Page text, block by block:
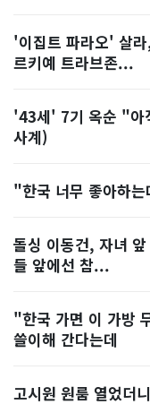
'이집트 파라오' 살
르키예 트라브존...
'43세' 7기 옥순 "아
사계)
"한국 너무 좋아하
돌싱 이동건, 자녀
들 앞에선 참...
"한국 가면 이 가방
쓸이해 간다는데
고시원 원룸 열었더